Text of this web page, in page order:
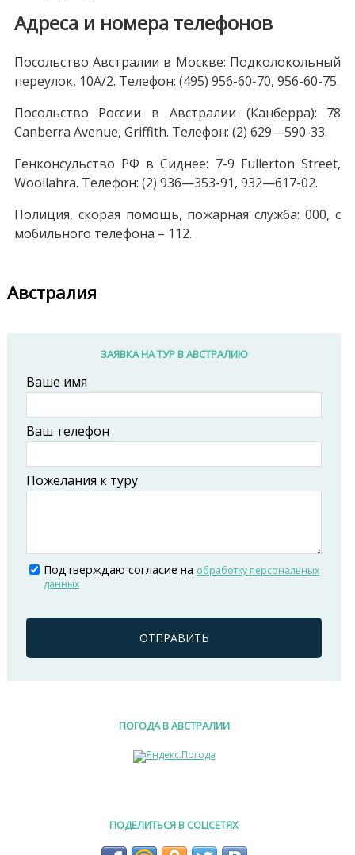
Адреса и номера телефонов
Посольство Австралии в Москве: Подколокольный
переулок, 10А/2. Телефон: (495) 956-60-70, 956-60-75.
Посольство России в Австралии (Канберра): 78
Canberra Avenue, Griffith. Телефон: (2) 629—590-33.
Генконсульство РФ в Сиднее: 7-9 Fullerton Street,
Woollahra. Телефон: (2) 936—353-91, 932—617-02.
Полиция, скорая помощь, пожарная служба: 000, с
мобильного телефона – 112.
Австралия
ЗАЯВКА НА ТУР В АВСТРАЛИЮ
Ваше имя
Ваш телефон
Пожелания к туру
Подтверждаю согласие на обработку персональных
данных
ОТПРАВИТЬ
ПОГОДА В АВСТРАЛИИ
ПОДЕЛИТЬСЯ В СОЦСЕТЯХ